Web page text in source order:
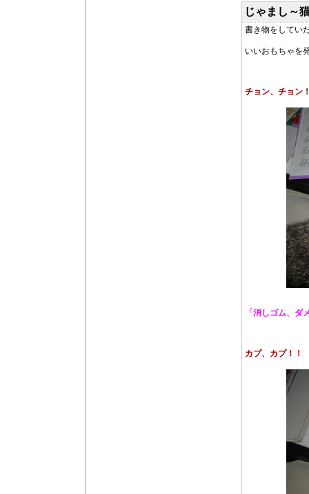
じゃまし～
書き物をしてい
いいおもちゃを
チョン、チョン
「消しゴム、ダ
カプ、カプ！！